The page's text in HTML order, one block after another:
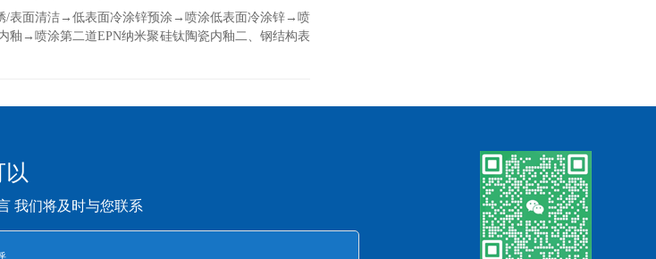
/表面清洁→低表面冷涂锌预涂→喷涂低表面冷涂锌→喷
釉→喷涂第二道EPN纳米聚硅钛陶瓷内釉二、钢结构表
以
我们将及时与您联系